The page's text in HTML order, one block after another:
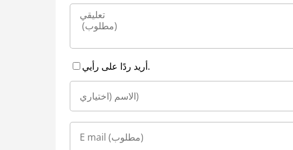
أريد ردًا على رأيي.